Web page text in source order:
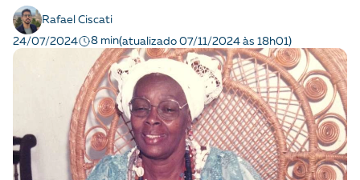
FORMATOS
Rafael Ciscati
24/07/2024
8 min(atualizado 07/11/2024 às 18h01)